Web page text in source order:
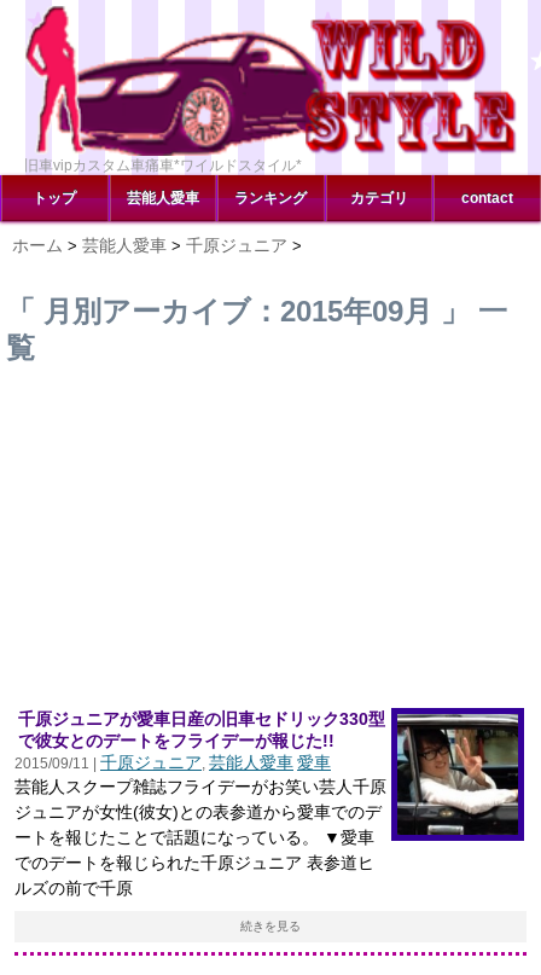
旧車vipカスタム車痛車*ワイルドスタイル*
トップ
芸能人愛車 ランキング カテゴリ contact
ホーム > 芸能人愛車 > 千原ジュニア >
「 月別アーカイブ：2015年09月 」 一
覧
千原ジュニアが愛車日産の旧車セドリック330型
で彼女とのデートをフライデーが報じた!!
2015/09/11 | 千原ジュニア, 芸能人愛車愛車
芸能人スクープ雑誌フライデーがお笑い芸人千原
ジュニアが女性(彼女)との表参道から愛車でのデ
ートを報じたことで話題になっている。 ▼愛車
でのデートを報じられた千原ジュニア 表参道ヒ
ルズの前で千原
続きを見る